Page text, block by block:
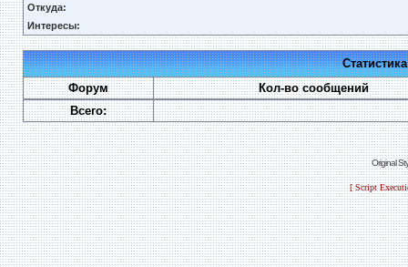
Откуда:
Интересы:
Форум
Кол-во сообщений
Всего:
Original
[ Script